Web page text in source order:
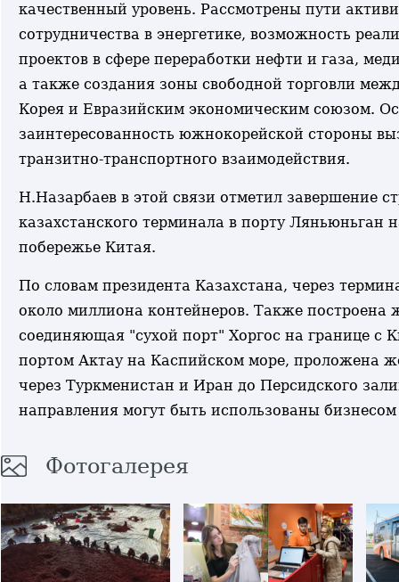
качественный уровень. Рассмотрены пути
сотрудничества в энергетике, возможность
проектов в сфере переработки нефти и газа,
а также создания зоны свободной торговли
Корея и Евразийским экономическим союзом.
заинтересованность южнокорейской стороны
транзитно-транспортного взаимодействия.
Н.Назарбаев в этой связи отметил завершение
казахстанского терминала в порту Ляньюньган
побережье Китая.
По словам президента Казахстана, через
около миллиона контейнеров. Также построена
соединяющая "сухой порт" Хоргос на границе с
портом Актау на Каспийском море, проложена
через Туркменистан и Иран до Персидского
направления могут быть использованы
Фотогалерея